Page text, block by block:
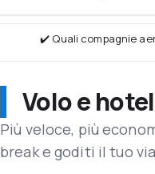
✔️ Quali compagnie
Volo e
Più veloce, più
break e goditi il tuo